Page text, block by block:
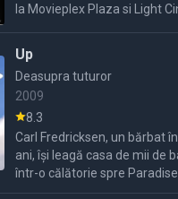
la Movieplex Plaza si Light
Up
Deasupra tuturor
2009
8.3
Carl Fredricksen, un bărbat
ani, își leagă casa de mii de
într-o călătorie spre Paradise
un băiețel stă ascuns în